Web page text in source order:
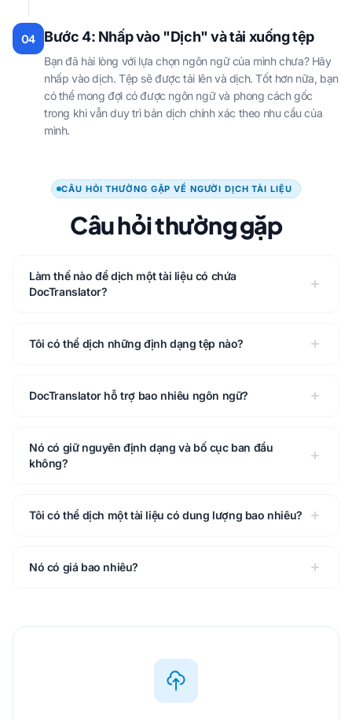
04 Bước 4: Nhấp vào "Dịch" và tải xuống tệp
Bạn đã hài lòng với lựa chọn ngôn ngữ của mình chưa? Hãy
nhấp vào dịch. Tệp sẽ được tải lên và dịch. Tốt hơn nữa, bạn
có thể mong đợi có được ngôn ngữ và phong cách gốc
trong khi vẫn duy trì bản dịch chính xác theo nhu cầu của
mình.
CÂU HỎI THƯỜNG GẶP VỀ NGƯỜI DỊCH TÀI LIỆU
Câu hỏi thường gặp
Làm thế nào để dịch một tài liệu có chứa
DocTranslator?
Tôi có thể dịch những định dạng tệp nào?
DocTranslator hỗ trợ bao nhiêu ngôn ngữ?
Nó có giữ nguyên định dạng và bố cục ban đầu
không?
Tôi có thể dịch một tài liệu có dung lượng bao nhiêu?
Nó có giá bao nhiêu?